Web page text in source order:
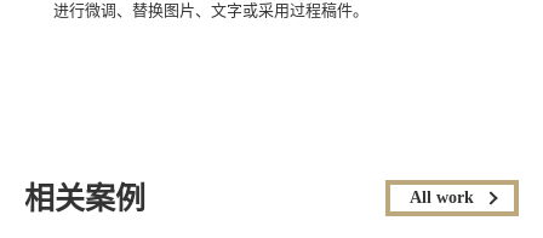
进行微调、替换图片、文字或采用过程稿件。
相关案例 All work